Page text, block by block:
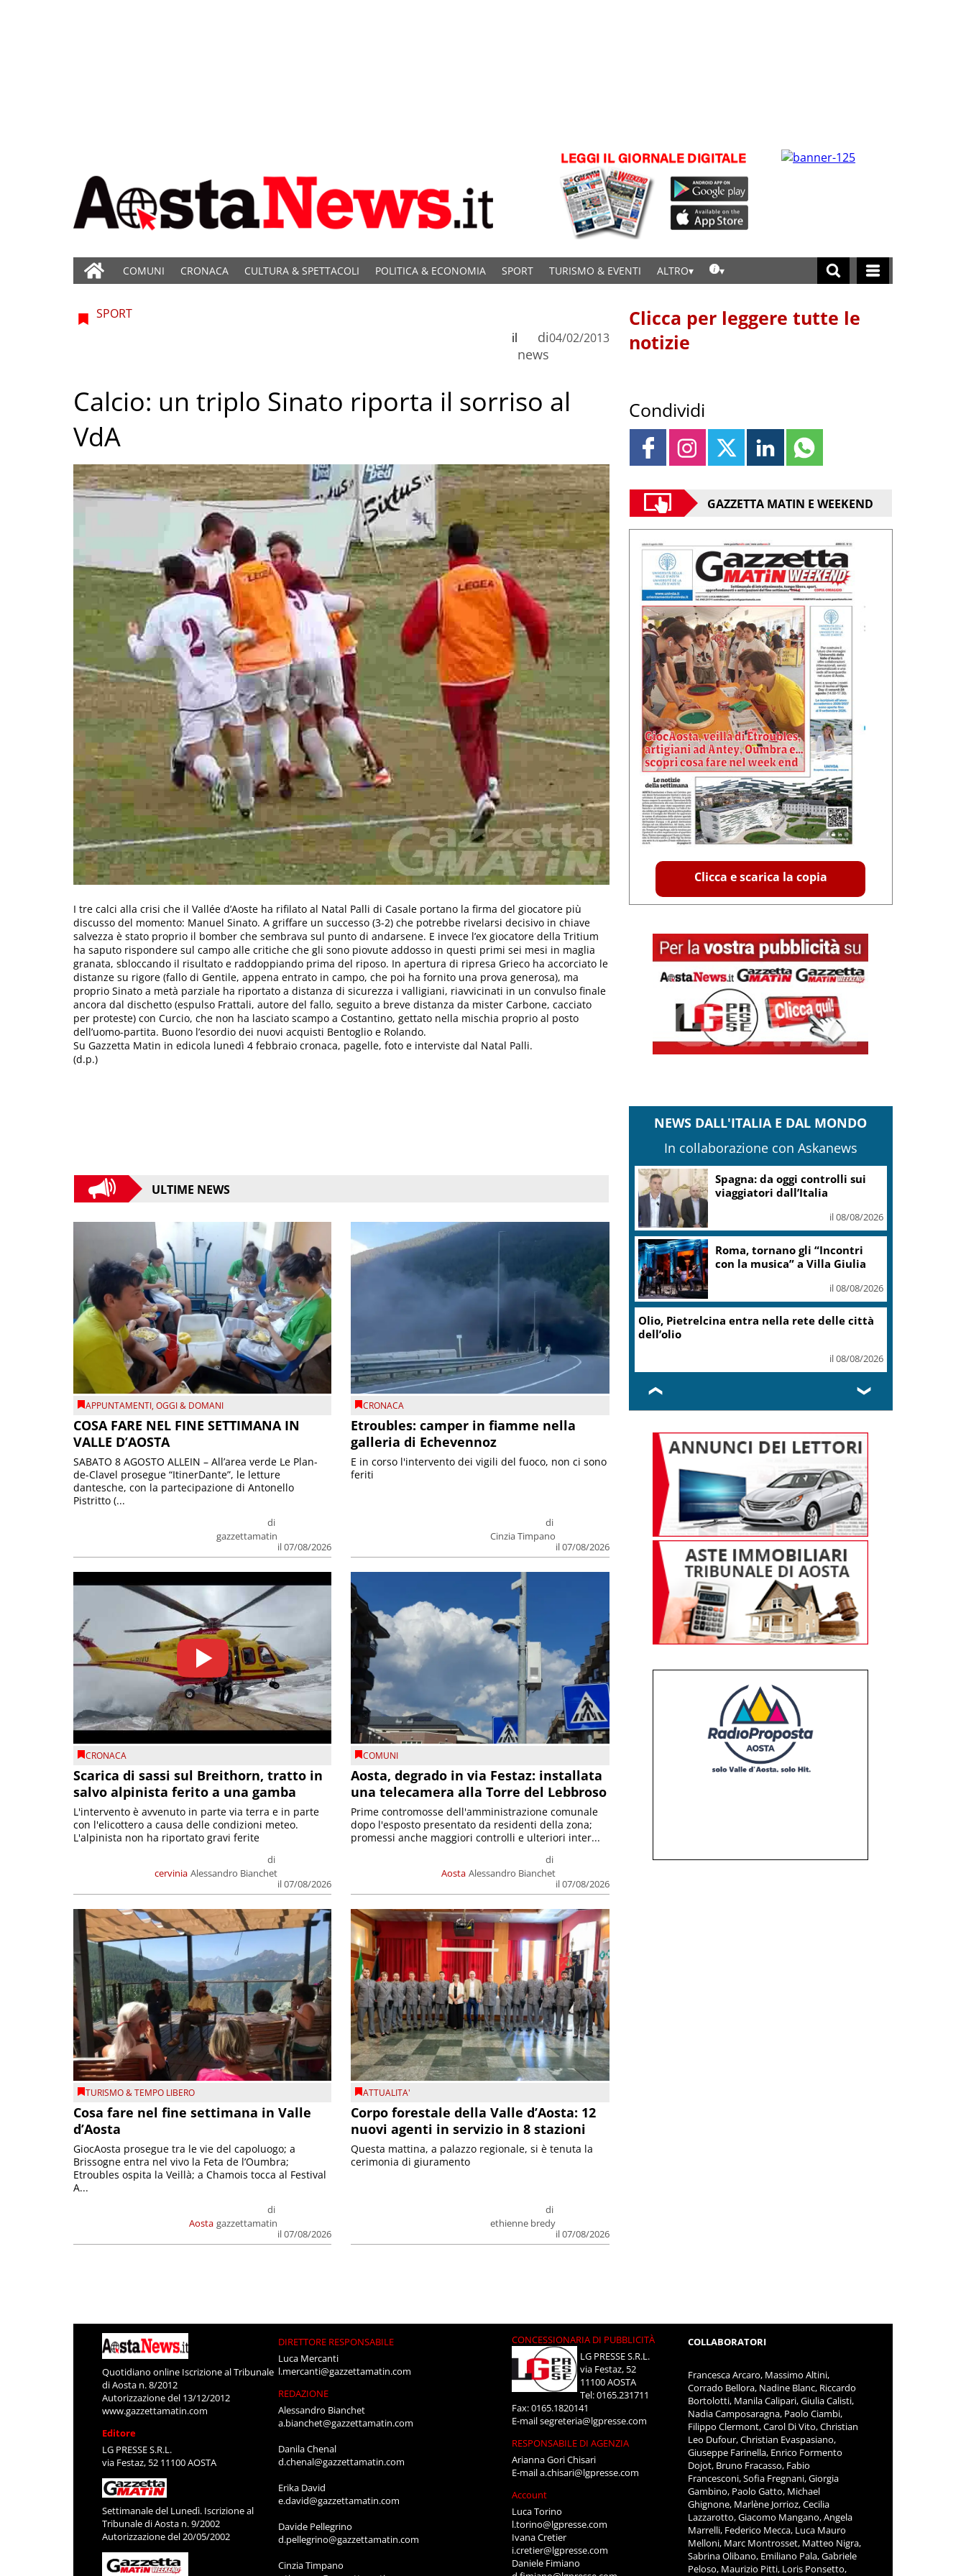
COMUNI CRONACA CULTURA & SPETTACOLI POLITICA & ECONOMIA SPORT TURISMO & EVENTI ALTRO
SPORT
di
news
il 04/02/2013
Calcio: un triplo Sinato riporta il sorriso al
VdA
I tre calci alla crisi che il Vallée d’Aoste ha rifilato al Natal Palli di Casale portano la firma del giocatore più
discusso del momento: Manuel Sinato. A griffare un successo (3-2) che potrebbe rivelarsi decisivo in chiave
salvezza è stato proprio il bomber che sembrava sul punto di andarsene. E invece l’ex giocatore della Tritium
ha saputo rispondere sul campo alle critiche che gli sono piovute addosso in questi primi sei mesi in maglia
granata, sbloccando il risultato e raddoppiando prima del riposo. In apertura di ripresa Grieco ha accorciato le
distanze su rigore (fallo di Gentile, appena entrato in campo, che poi ha fornito una prova generosa), ma
proprio Sinato a metà parziale ha riportato a distanza di sicurezza i valligiani, riavvicinati in un convulso finale
ancora dal dischetto (espulso Frattali, autore del fallo, seguito a breve distanza da mister Carbone, cacciato
per proteste) con Curcio, che non ha lasciato scampo a Costantino, gettato nella mischia proprio al posto
dell’uomo-partita. Buono l’esordio dei nuovi acquisti Bentoglio e Rolando.
Su Gazzetta Matin in edicola lunedì 4 febbraio cronaca, pagelle, foto e interviste dal Natal Palli.
(d.p.)
ULTIME NEWS
APPUNTAMENTI,OGGI & DOMANI
COSA FARE NEL FINE SETTIMANA IN
VALLE D’AOSTA
di
gazzettamatin
il 07/08/2026
SABATO 8 AGOSTO ALLEIN – All’area verde Le Plan-
de-Clavel prosegue “ItinerDante”, le letture
dantesche, con la partecipazione di Antonello
Pistritto (...
CRONACA
Etroubles: camper in fiamme nella
galleria di Echevennoz
di
Cinzia Timpano
il 07/08/2026
E in corso l'intervento dei vigili del fuoco, non ci sono
feriti
CRONACA
Scarica di sassi sul Breithorn, tratto in
salvo alpinista ferito a una gamba
cervinia
di
Alessandro Bianchet
il 07/08/2026
L'intervento è avvenuto in parte via terra e in parte
con l'elicottero a causa delle condizioni meteo.
L'alpinista non ha riportato gravi ferite
COMUNI
Aosta, degrado in via Festaz: installata
una telecamera alla Torre del Lebbroso
Aosta
di
Alessandro Bianchet
il 07/08/2026
Prime contromosse dell'amministrazione comunale
dopo l'esposto presentato da residenti della zona;
promessi anche maggiori controlli e ulteriori inter...
TURISMO & TEMPO LIBERO
Cosa fare nel fine settimana in Valle
d’Aosta
Aosta
di
gazzettamatin
il 07/08/2026
GiocAosta prosegue tra le vie del capoluogo; a
Brissogne entra nel vivo la Feta de l’Oumbra;
Etroubles ospita la Veillà; a Chamois tocca al Festival
A...
ATTUALITA'
Corpo forestale della Valle d’Aosta: 12
nuovi agenti in servizio in 8 stazioni
di
ethienne bredy
il 07/08/2026
Questa mattina, a palazzo regionale, si è tenuta la
cerimonia di giuramento
Clicca per leggere tutte le
notizie
Condividi
GAZZETTA MATIN E WEEKEND
Clicca e scarica la copia
NEWS DALL'ITALIA E DAL MONDO
In collaborazione con Askanews
Ranteghetta, Garavaglia: Stop a impianto
vittoria del territorio
il 08/08/2026
Adyen e GetYourGuide: 15
anni di innovazione per le
il 07/08/2026
il 07/08/2026
Quotidiano online Iscrizione al Tribunale
di Aosta n. 8/2012
Autorizzazione del 13/12/2012
www.gazzettamatin.com
Editore
LG PRESSE S.R.L.
via Festaz, 52 11100 AOSTA
Settimanale del Lunedì. Iscrizione al
Tribunale di Aosta n. 9/2002
Autorizzazione del 20/05/2002
DIRETTORE RESPONSABILE
Luca Mercanti
l.mercanti@gazzettamatin.com
REDAZIONE
Alessandro Bianchet
a.bianchet@gazzettamatin.com
Danila Chenal
d.chenal@gazzettamatin.com
Erika David
e.david@gazzettamatin.com
Davide Pellegrino
d.pellegrino@gazzettamatin.com
Cinzia Timpano
CONCESSIONARIA DI PUBBLICITÀ
LG PRESSE S.R.L.
via Festaz, 52
11100 AOSTA
Tel: 0165.231711
Fax: 0165.1820141
E-mailsegreteria@lgpresse.com
RESPONSABILE DI AGENZIA
Arianna Gori Chisari
E-maila.chisari@lgpresse.com
Account
Luca Torino
l.torino@lgpresse.com
Ivana Cretier
i.cretier@lgpresse.com
Daniele Fimiano
COLLABORATORI
Francesca Arcaro, Massimo Altini,
Corrado Bellora, Nadine Blanc, Riccardo
Bortolotti, Manila Calipari, Giulia Calisti,
Nadia Camposaragna, Paolo Ciambi,
Filippo Clermont, Carol Di Vito, Christian
Leo Dufour, Christian Evaspasiano,
Giuseppe Farinella, Enrico Formento
Dojot, Bruno Fracasso, Fabio
Francesconi, Sofia Fregnani, Giorgia
Gambino, Paolo Gatto, Michael
Ghignone, Marlène Jorrioz, Cecilia
Lazzarotto, Giacomo Mangano, Angela
Marrelli, Federico Mecca, Luca Mauro
Melloni, Marc Montrosset, Matteo Nigra,
Sabrina Olibano, Emiliano Pala, Gabriele
Peloso, Maurizio Pitti, Loris Ponsetto,